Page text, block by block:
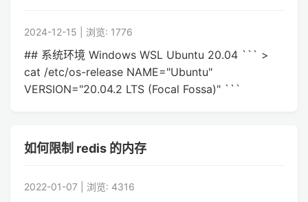
2024-12-15 | 浏览: 1776
## 系统环境 Windows WSL Ubuntu 20.04 ``` >
cat /etc/os-release NAME="Ubuntu"
VERSION="20.04.2 LTS (Focal Fossa)" ```
如何限制 redis 的内存
2022-01-07 | 浏览: 4316